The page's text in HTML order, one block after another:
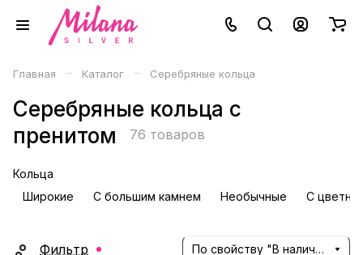
Главная – Каталог – Серебряные кольца
Серебряные кольца с
пренитом
76 товаров
Кольца
Широкие
С большим камнем Необычные С
Фильтр По свойству "В наличии" (убывание)